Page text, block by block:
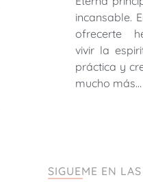
incansable.
ofrecerte
vivir la
práctica y
mucho más…
SIGUEME EN